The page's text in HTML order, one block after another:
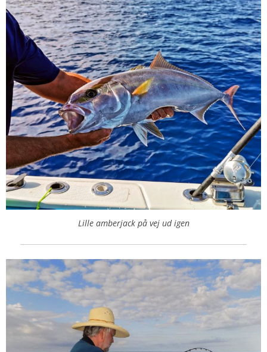
Lille amberjack på vej ud igen